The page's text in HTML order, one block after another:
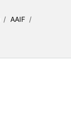
/ AAIF /